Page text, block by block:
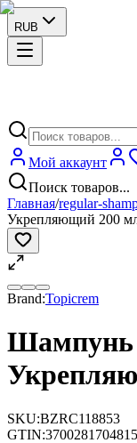
RUB
Мой аккаунт
Поиск товаров...
Главная/regular-
Укрепляющий 200
Brand:Topicrem
Шампунь
SKU:BZRC118853
GTIN:3700281704815